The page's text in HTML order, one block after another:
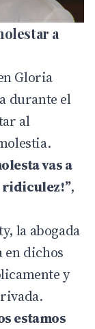
a
Gloria
durante el
al
vas a
ridiculez!”,
la abogada
en dichos
y
estamos